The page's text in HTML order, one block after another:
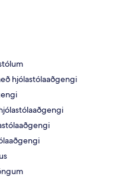
hjólastólaaðgengi